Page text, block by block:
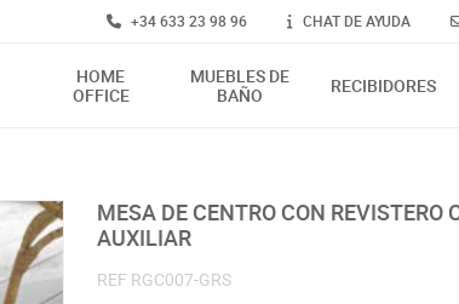
+34 633 23 98 96 CHAT DE AYUDA
HOME
OFFICE
MUEBLES DE
BAÑO
RECIBIDORES
MESA DE CENTRO CON REVISTERO CON CRISTALES Y BANDEJA
AUXILIAR
REF RGC007-GRS